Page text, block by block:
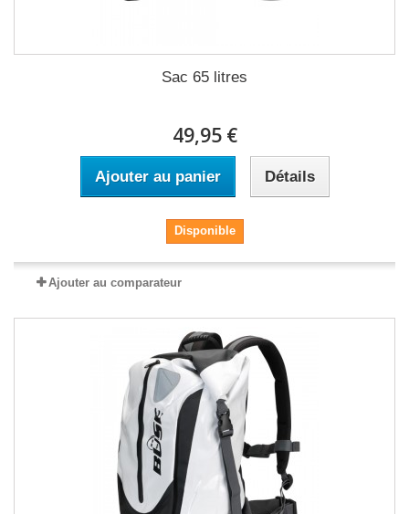
Sac 65 litres
49,95 €
Ajouter au panier Détails
Disponible
Ajouter au comparateur